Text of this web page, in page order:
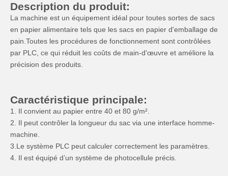
Description du produit:
La machine est un équipement idéal pour toutes sortes de sacs
en papier alimentaire tels que les sacs en papier d'emballage de
pain.Toutes les procédures de fonctionnement sont contrôlées
par PLC, ce qui réduit les coûts de main-d'œuvre et améliore la
précision des produits.
Caractéristique principale:
1. Il convient au papier entre 40 et 80 g/m².
2. Il peut contrôler la longueur du sac via une interface homme-
machine.
3.Le système PLC peut calculer correctement les paramètres.
4. Il est équipé d’un système de photocellule précis.